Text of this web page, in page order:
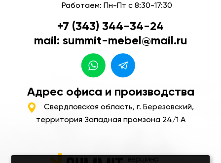
Работаем: Пн-Пт с 8:30-17:30
+7 (343) 344-34-24
mail: summit-mebel@mail.ru
Адрес офиса и производства
Свердловская область, г. Березовский,
территория Западная промзона 24/1 А